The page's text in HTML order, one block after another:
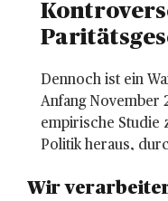
Dennoch ist ein
Anfang November
empirische Studie
Politik heraus,
Europäischen
Wir